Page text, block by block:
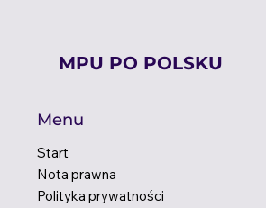
Menu
Start
Nota prawna
Polityka prywatności
MPU PO POLSKU